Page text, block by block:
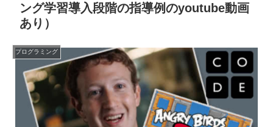
ング学習導入段階の指導例のyoutube動画
あり）
プログラミング